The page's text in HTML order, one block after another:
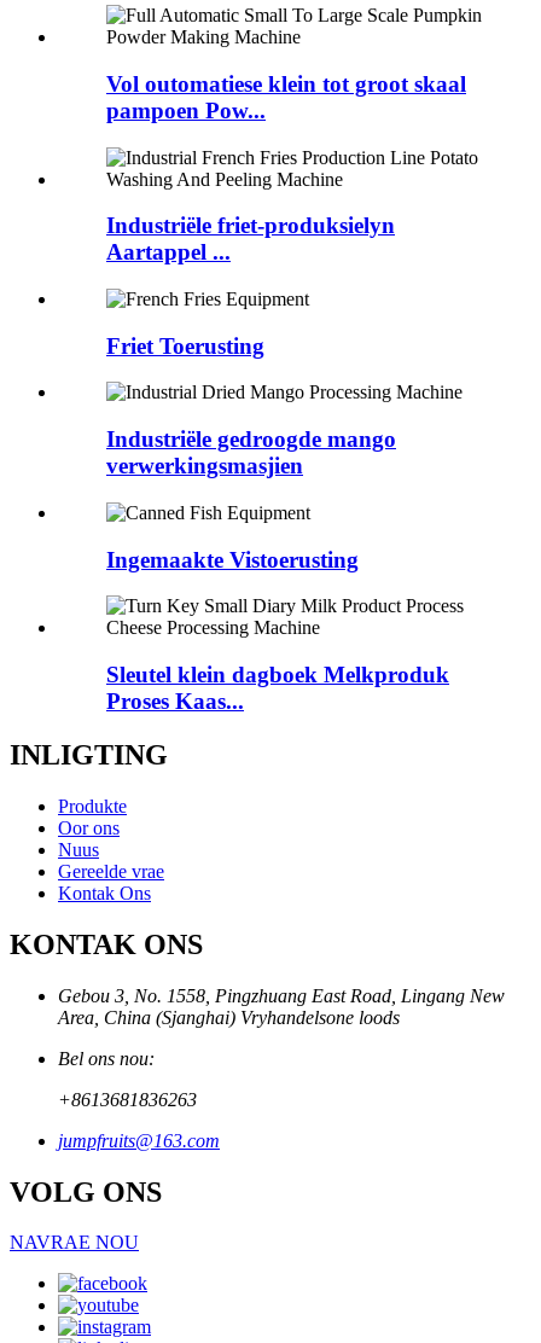
Vol outomatiese klein tot groot skaal
pampoen Pow...
Industriële friet-produksielyn
Aartappel ...
Friet Toerusting
Industriële gedroogde mango
verwerkingsmasjien
Ingemaakte Vistoerusting
Sleutel klein dagboek Melkproduk
Proses Kaas...
INLIGTING
Produkte
Oor ons
Nuus
Gereelde vrae
Kontak Ons
KONTAK ONS
Gebou 3, No. 1558, Pingzhuang East Road, Lingang New
Area, China (Sjanghai) Vryhandelsone loods
Bel ons nou:
+8613681836263
jumpfruits@163.com
VOLG ONS
NAVRAE NOU